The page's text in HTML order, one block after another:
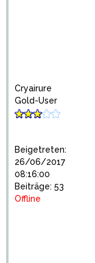
Cryairure
Gold-User
Beigetreten:
26/06/2017
08:16:00
Beiträge: 53
Offline